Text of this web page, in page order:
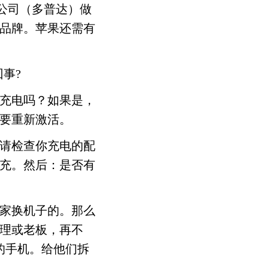
司（多普达）做
牌。苹果还需有
事?
电吗？如果是，
重新激活。
检查你充电的配
。然后：是否有
换机子的。那么
或老板，再不
手机。给他们拆